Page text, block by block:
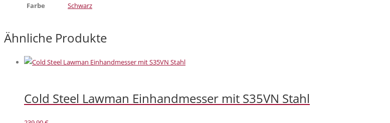
Farbe Schwarz
Ähnliche Produkte
Cold Steel Lawman Einhandmesser mit S35VN Stahl